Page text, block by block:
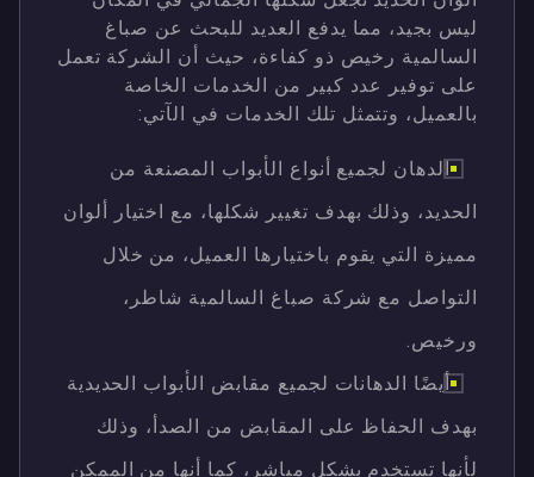
ليس بجيد، مما يدفع العديد للبحث عن صباغ
السالمية رخيص ذو كفاءة، حيث أن الشركة تعمل
على توفير عدد كبير من الخدمات الخاصة
بالعميل، وتتمثل تلك الخدمات في الآتي:
الدهان لجميع أنواع الأبواب المصنعة من
الحديد، وذلك بهدف تغيير شكلها، مع اختيار ألوان
مميزة التي يقوم باختيارها العميل، من خلال
التواصل مع شركة صباغ السالمية شاطر،
ورخيص.
أيضًا الدهانات لجميع مقابض الأبواب الحديدية
بهدف الحفاظ على المقابض من الصدأ، وذلك
لأنها تستخدم بشكل مباشر، كما أنها من الممكن